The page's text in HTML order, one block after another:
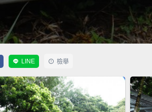
LINE 檢舉